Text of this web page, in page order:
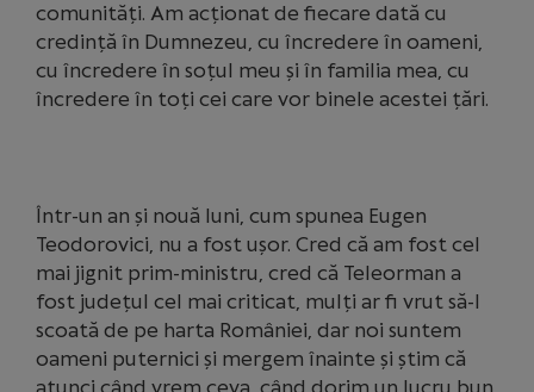
comunități. Am acționat de fiecare dată cu
credință în Dumnezeu, cu încredere în oameni,
cu încredere în soțul meu și în familia mea, cu
încredere în toți cei care vor binele acestei țări.
Într-un an și nouă luni, cum spunea Eugen
Teodorovici, nu a fost ușor. Cred că am fost cel
mai jignit prim-ministru, cred că Teleorman a
fost județul cel mai criticat, mulți ar fi vrut să-l
scoată de pe harta României, dar noi suntem
oameni puternici și mergem înainte și știm că
atunci când vrem ceva, când dorim un lucru bun,